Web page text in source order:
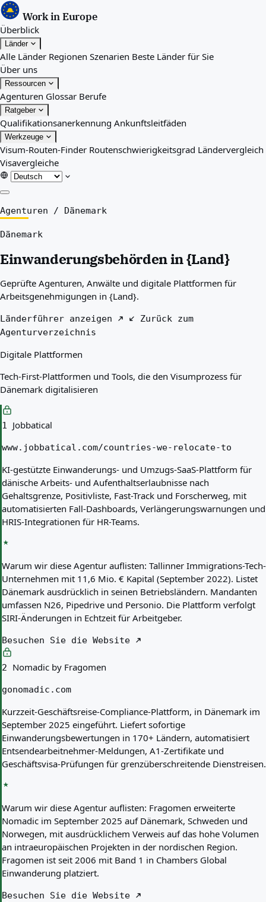
Work in Europe
Überblick
Länder
Alle Länder Regionen Szenarien Beste Länder für Sie
Über uns
Ressourcen
Agenturen Glossar Berufe
Ratgeber
Qualifikationsanerkennung Ankunftsleitfäden
Werkzeuge
Visum-Routen-Finder Routenschwierigkeitsgrad Ländervergleich
Visavergleiche
Überblick
Szenarien
Über uns
Ressourcen
Agenturen
Glossar
Ratgeber
Ankunftsleitfäden
Werkzeuge
Routenschwierigkeitsgrad
Visavergleiche
Agenturen / Dänemark
Dänemark
Einwanderungsbehörden in {Land}
Geprüfte Agenturen, Anwälte und digitale Plattformen für
Arbeitsgenehmigungen in {Land}.
Länderführer anzeigen
Zurück zum
Agenturverzeichnis
Digitale Plattformen
Tech-First-Plattformen und Tools, die den Visumprozess für
Dänemark digitalisieren
1 Jobbatical
www.jobbatical.com/countries-we-relocate-to
KI-gestützte Einwanderungs- und Umzugs-SaaS-Plattform für
dänische Arbeits- und Aufenthaltserlaubnisse nach
Gehaltsgrenze, Positivliste, Fast-Track und Forscher­weg, mit
automatisierten Fall-Dashboards, Verlängerungswarnungen und
HRIS-Integrationen für HR-Teams.
Warum wir diese Agentur auflisten: Tallinner Immigrations-Tech-
Unternehmen mit 11,6 Mio. € Kapital (September 2022). Listet
Dänemark ausdrücklich in seinen Betriebsländern. Mandanten
umfassen N26, Pipedrive und Personio. Die Plattform verfolgt
SIRI-Änderungen in Echtzeit für Arbeitgeber.
Besuchen Sie die Website
2 Nomadic by Fragomen
gonomadic.com
Kurzzeit-Geschäftsreise-Compliance-Plattform, in Dänemark im
September 2025 eingeführt. Liefert sofortige
Einwanderungsbewertungen in 170+ Ländern, automatisiert
Entsende­arbeitnehmer-Meldungen, A1-Zertifikate und
Geschäftsvisa-Prüfungen für grenzüberschreitende Dienstreisen.
Warum wir diese Agentur auflisten: Fragomen erweiterte
Nomadic im September 2025 auf Dänemark, Schweden und
Norwegen, mit ausdrücklichem Verweis auf das hohe Volumen
an intraeuropäischen Projekten in der nordischen Region.
Fragomen ist seit 2006 mit Band 1 in Chambers Global
Einwanderung platziert.
Besuchen Sie die Website